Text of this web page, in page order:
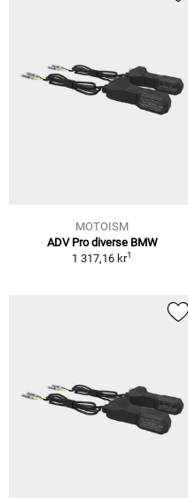
MOTOISM
ADV Pro diverse BMW
1 317,16 kr1